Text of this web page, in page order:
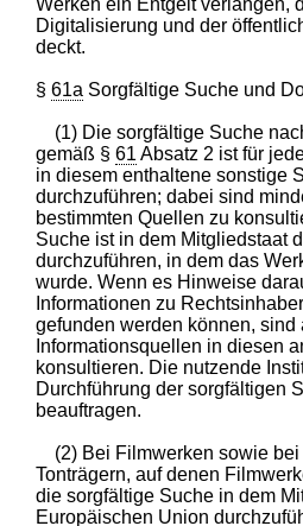
Digitalisierung und der
deckt.
§61a Sorgfältige Suche und
(1) Die sorgfältige Suche
gemäß §61 Absatz 2 ist für
in diesem enthaltene sonstige
durchzuführen; dabei sind
bestimmten Quellen zu
Suche ist in dem Mitgliedstaat
durchzuführen, in dem das
wurde. Wenn es Hinweise
Informationen zu
gefunden werden können, sind
Informationsquellen in diesen
konsultieren. Die nutzende
Durchführung der sorgfältigen
beauftragen.
(2) Bei Filmwerken sowie
Tonträgern, auf denen
die sorgfältige Suche in dem
Europäischen Union